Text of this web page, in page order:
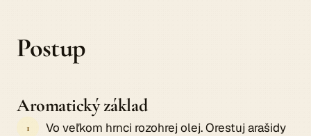
Postup
Aromatický základ
Vo veľkom hrnci rozohrej olej. Orestuj arašidy